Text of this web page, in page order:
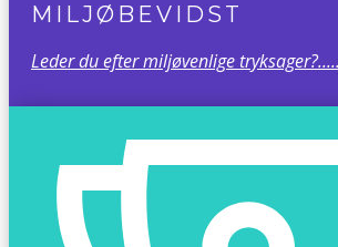
MILJØBEVIDST
Leder du efter miljøvenlige tryksager?.....